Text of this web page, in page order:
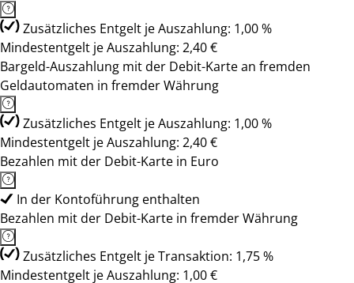
Zusätzliches Entgelt je Auszahlung: 1,00 %
Mindestentgelt je Auszahlung: 2,40 €
Bargeld-Auszahlung mit der Debit-Karte an fremden
Geldautomaten in fremder Währung
Zusätzliches Entgelt je Auszahlung: 1,00 %
Mindestentgelt je Auszahlung: 2,40 €
Bezahlen mit der Debit-Karte in Euro
In der Kontoführung enthalten
Bezahlen mit der Debit-Karte in fremder Währung
Zusätzliches Entgelt je Transaktion: 1,75 %
Mindestentgelt je Auszahlung: 1,00 €